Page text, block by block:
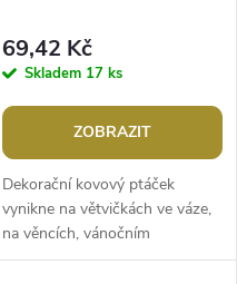
69,42 Kč
Skladem 17 ks
ZOBRAZIT
Dekorační kovový ptáček
vynikne na větvičkách ve váze,
na věncích, vánočním
stromečku apod. Svým